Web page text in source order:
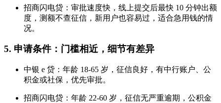
招商闪电贷：审批速度快，线上提交后最快 10 分钟出额
度，测额不查征信，新用户也容易过，适合急用钱的情
况。
5. 申请条件：门槛相近，细节有差异
中银 e 贷：年龄 18-65 岁，征信良好，有中行账户、公
积金或社保，优先审批。
招商闪电贷：年龄 22-60 岁，征信无严重逾期，公积金